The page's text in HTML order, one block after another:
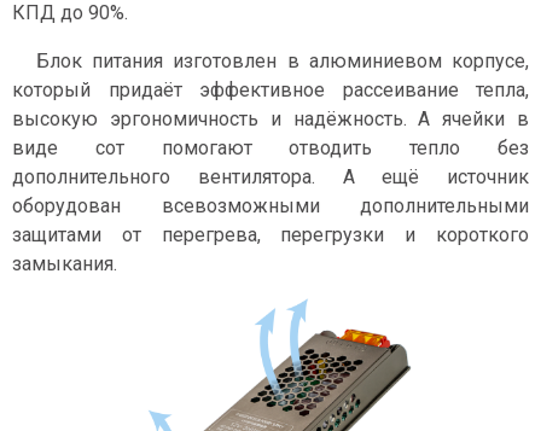
КПД до 90%.
Блок питания изготовлен в алюминиевом корпусе,
который придаёт эффективное рассеивание тепла,
высокую эргономичность и надёжность. А ячейки в
виде сот помогают отводить тепло без
дополнительного вентилятора. А ещё источник
оборудован всевозможными дополнительными
защитами от перегрева, перегрузки и короткого
замыкания.